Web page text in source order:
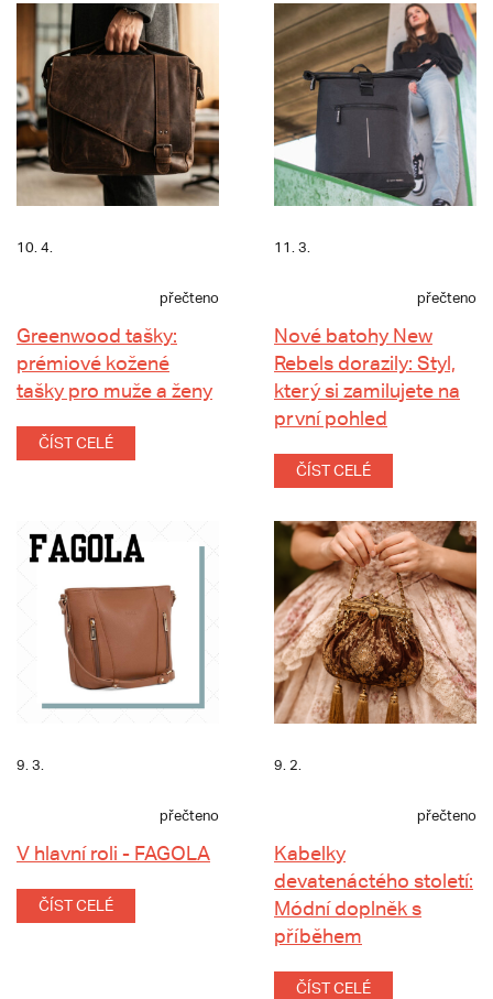
10. 4.
přečteno
Greenwood tašky:
prémiové kožené
tašky pro muže a ženy
ČÍST CELÉ
11. 3.
přečteno
Nové batohy New
Rebels dorazily: Styl,
který si zamilujete na
první pohled
ČÍST CELÉ
9. 3.
přečteno
V hlavní roli - FAGOLA
ČÍST CELÉ
9. 2.
přečteno
Kabelky
devatenáctého století:
Módní doplněk s
příběhem
ČÍST CELÉ